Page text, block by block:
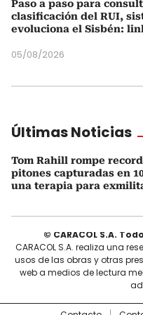
Paso a paso para
clasificación del RUI,
evoluciona el Sisbén:
05/08/2026
Últimas Noticias
Tom Rahill rompe record
pitones capturadas en
una terapia para
© CARACOL S.A.
CARACOL S.A. realiza una
usos de las obras y otras
web a medios de lectura